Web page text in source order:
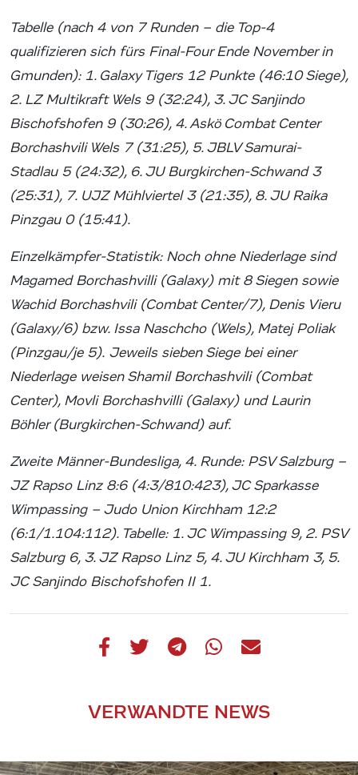
Tabelle (nach 4 von 7 Runden – die Top-4
qualifizieren sich fürs Final-Four Ende November in
Gmunden): 1. Galaxy Tigers 12 Punkte (46:10 Siege),
2. LZ Multikraft Wels 9 (32:24), 3. JC Sanjindo
Bischofshofen 9 (30:26), 4. Askö Combat Center
Borchashvili Wels 7 (31:25), 5. JBLV Samurai-
Stadlau 5 (24:32), 6. JU Burgkirchen-Schwand 3
(25:31), 7. UJZ Mühlviertel 3 (21:35), 8. JU Raika
Pinzgau 0 (15:41).
Einzelkämpfer-Statistik: Noch ohne Niederlage sind
Magamed Borchashvilli (Galaxy) mit 8 Siegen sowie
Wachid Borchashvili (Combat Center/7), Denis Vieru
(Galaxy/6) bzw. Issa Naschcho (Wels), Matej Poliak
(Pinzgau/je 5). Jeweils sieben Siege bei einer
Niederlage weisen Shamil Borchashvili (Combat
Center), Movli Borchashvilli (Galaxy) und Laurin
Böhler (Burgkirchen-Schwand) auf.
Zweite Männer-Bundesliga, 4. Runde: PSV Salzburg –
JZ Rapso Linz 8:6 (4:3/810:423), JC Sparkasse
Wimpassing – Judo Union Kirchham 12:2
(6:1/1.104:112). Tabelle: 1. JC Wimpassing 9, 2. PSV
Salzburg 6, 3. JZ Rapso Linz 5, 4. JU Kirchham 3, 5.
JC Sanjindo Bischofshofen II 1.
VERWANDTE NEWS